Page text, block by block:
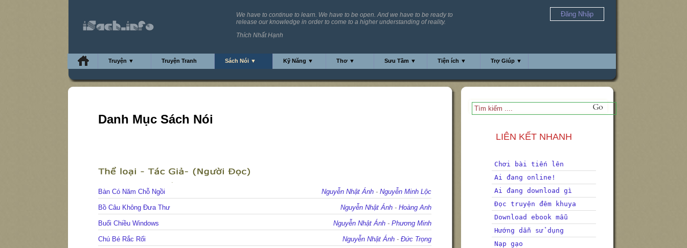
We have to continue to learn. We have to be open. And we have to be ready to
release our knowledge in order to come to a higher understanding of reality.
Thích Nhất Hạnh
Đăng Nhập
Truyện ▼ Truyện Tranh Sách Nói ▼ Kỹ Năng ▼ Thơ ▼ Sưu Tầm ▼ Tiện ích ▼ Trợ Giúp ▼
LIÊN KẾT NHANH
Chơi bài tiến lên
Ai đang online!
Ai đang download gì
Đọc truyện đêm khuya
Download ebook mẫu
Hướng dẫn sử dụng
Nạp gạo
Danh Mục Sách Nói
Bàn Có Năm Chỗ Ngồi Nguyễn Nhật Ánh - Nguyễn Minh Lộc
Bồ Câu Không Đưa Thư Nguyễn Nhật Ánh - Hoàng Anh
Buổi Chiều Windows Nguyễn Nhật Ánh - Phương Minh
Chú Bé Rắc Rối Nguyễn Nhật Ánh - Đức Trọng